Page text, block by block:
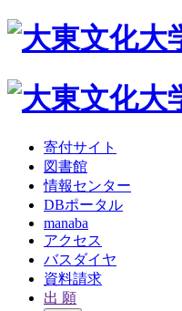
寄付サイト
図書館
情報センター
DBポータル
manaba
アクセス
バスダイヤ
資料請求
出 願